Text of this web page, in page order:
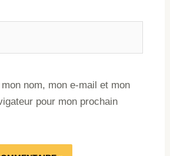
nom, mon e-mail et mon
pour mon prochain